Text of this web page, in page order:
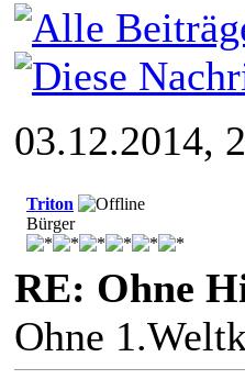
03.12.2014,
Triton
Bürger
RE: Ohne
Ohne